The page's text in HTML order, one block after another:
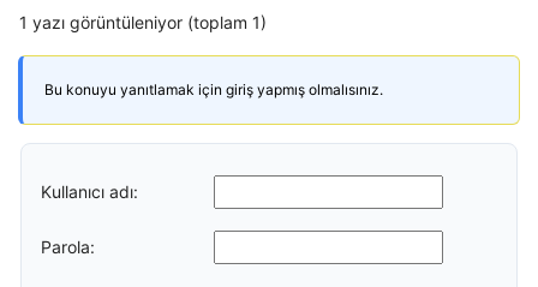
1 yazı görüntüleniyor (toplam 1)
Bu konuyu yanıtlamak için giriş yapmış olmalısınız.
Kullanıcı adı:
Parola: